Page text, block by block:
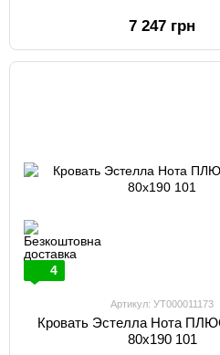
7 247 грн
4
Артикул: УТ000011173
Кровать Эстелла Нота
80х190 101